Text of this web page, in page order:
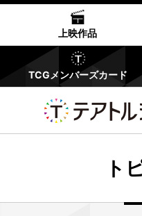
上映作品
TCGメンバーズカード
ト